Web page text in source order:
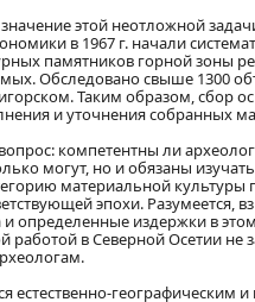
этой неотложной
в 1967 г. начали
памятников горной зоны
Обследовано свыше 1300
Таким образом, сбор
и уточнения собранных
компетентны ли
могут, но и обязаны
материальной культуры
эпохи. Разумеется,
и определенные издержки в
работой в Северной Осетии
естественно-